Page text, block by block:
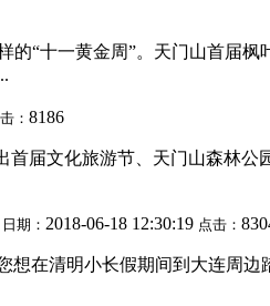
“十一黄金周”。天门山首届
： 8186
届文化旅游节、天门山森林
日期： 2018-06-18 12:30:19 点击：
在清明小长假期间到大连周